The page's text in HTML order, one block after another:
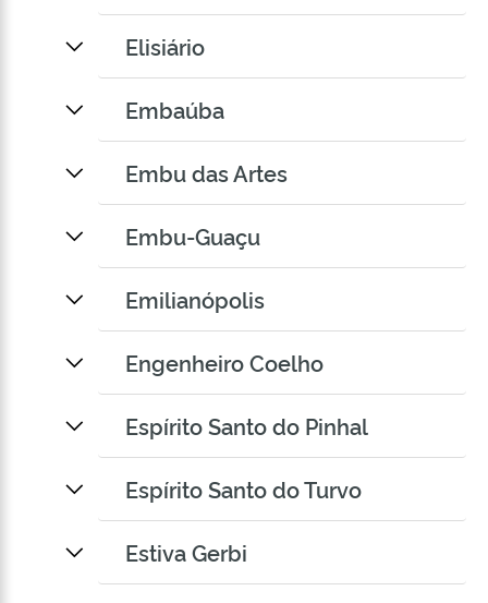
Elisiário
Embaúba
Embu das Artes
Embu-Guaçu
Emilianópolis
Engenheiro Coelho
Espírito Santo do Pinhal
Espírito Santo do Turvo
Estiva Gerbi